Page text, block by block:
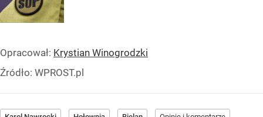
Opracował: Krystian Winogrodzki
Źródło: WPROST.pl